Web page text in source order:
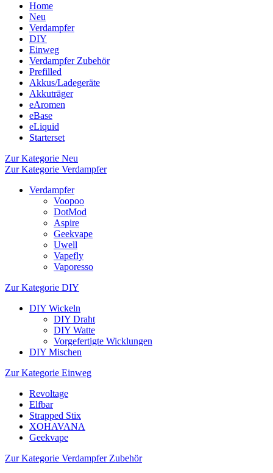
Home
Neu
Verdampfer
DIY
Einweg
Verdampfer Zubehör
Prefilled
Akkus/Ladegeräte
Akkuträger
eAromen
eBase
eLiquid
Starterset
Zur Kategorie Neu
Zur Kategorie Verdampfer
Verdampfer
Voopoo
DotMod
Aspire
Geekvape
Uwell
Vapefly
Vaporesso
Zur Kategorie DIY
DIY Wickeln
DIY Draht
DIY Watte
Vorgefertigte Wicklungen
DIY Mischen
Zur Kategorie Einweg
Revoltage
Elfbar
Strapped Stix
XOHAVANA
Geekvape
Zur Kategorie Verdampfer Zubehör